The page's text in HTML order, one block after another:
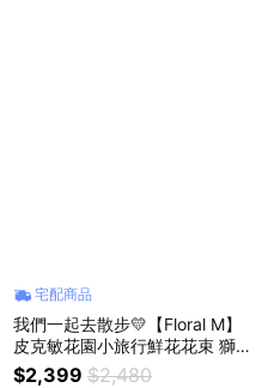
宅配商品
我們一起去散步💛【Floral M】
皮克敏花園小旅行鮮花花束 獅子
座生日禮物 畢業花束
$2,399 $2,480